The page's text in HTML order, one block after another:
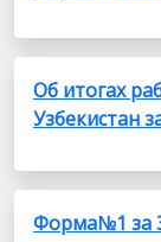
Об итогах
Узбекистан
Форма№1 за